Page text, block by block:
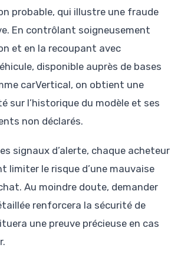
probable, qui illustre une fraude
En contrôlant soigneusement
et en la recoupant avec
disponible auprès de bases
carVertical, on obtient une
sur l’historique du modèle et ses
non déclarés.
signaux d’alerte, chaque acheteur
limiter le risque d’une mauvaise
Au moindre doute, demander
renforcera la sécurité de
une preuve précieuse en cas